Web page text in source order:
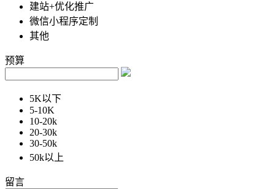
建站+优化推广
微信小程序定制
其他
预算
5K以下
5-10K
10-20k
20-30k
30-50k
50k以上
留言